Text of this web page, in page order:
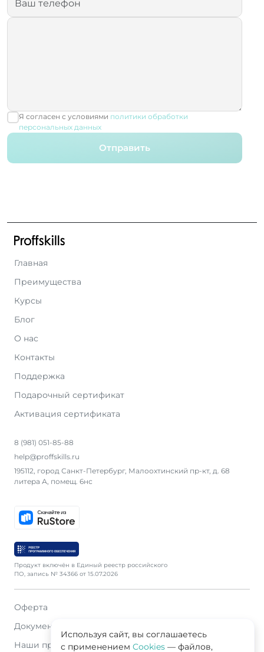
Я согласен с условиями политики обработки
персональных данных
Отправить
Главная
Преимущества
Курсы
Блог
О нас
Контакты
Поддержка
Подарочный сертификат
Активация сертификата
8 (981) 051-85-88
help@proffskills.ru
195112, город Санкт-Петербург, Малоохтинский пр-кт, д. 68
литера А, помещ. 6нс
Продукт включён в Единый реестр российского
ПО, запись № 34366 от 15.07.2026
Оферта
Документация
Наши продавцы
Используя сайт, вы соглашаетесь
с применением Cookies — файлов,